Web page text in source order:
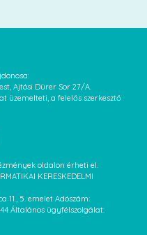
Ajtósi Dürer Sor 27/A.
üzemelteti, a felelős szerkesztő
oldalon érheti el.
KERESKEDELMI
11., 5. emelet Adószám:
Általános ügyfélszolgálat: